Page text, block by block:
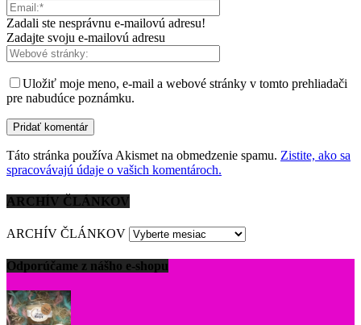
Zadali ste nesprávnu e-mailovú adresu!
Zadajte svoju e-mailovú adresu
Uložiť moje meno, e-mail a webové stránky v tomto prehliadači
pre nabudúce poznámku.
Táto stránka používa Akismet na obmedzenie spamu. Zistite, ako sa
spracovávajú údaje o vašich komentároch.
ARCHÍV ČLÁNKOV
ARCHÍV ČLÁNKOV
Odporúčame z nášho e-shopu